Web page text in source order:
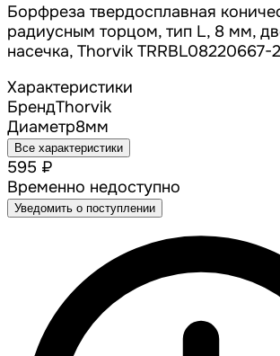
Борфреза твердосплавная
радиусным торцом, тип L, 8 мм,
насечка, Thorvik TRRBL08220667-
Характеристики
БрендThorvik
Диаметр8мм
Все характеристики
595 ₽
Временно недоступно
Уведомить о поступлении